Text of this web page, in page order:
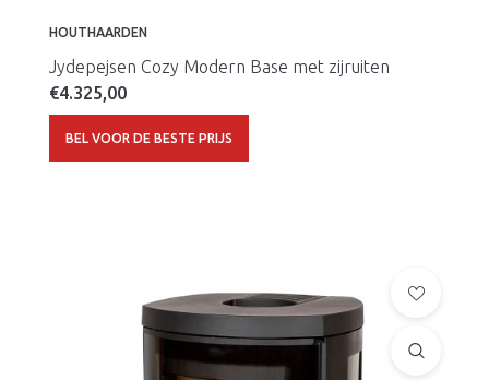
HOUTHAARDEN
Jydepejsen Cozy Modern Base met zijruiten
€4.325,00
BEL VOOR DE BESTE PRIJS